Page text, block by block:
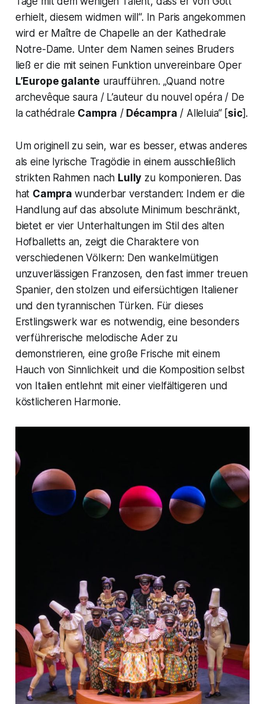
erhielt, diesem widmen will“. In Paris angekommen
wird er Maître de Chapelle an der Kathedrale
Notre-Dame. Unter dem Namen seines Bruders
ließ er die mit seinen Funktion unvereinbare Oper
L’Europe galante uraufführen. „Quand notre
archevêque saura / L’auteur du nouvel opéra / De
la cathédrale Campra /Décampra / Alleluia“ [sic].
Um originell zu sein, war es besser, etwas anderes
als eine lyrische Tragödie in einem ausschließlich
strikten Rahmen nach Lully zu komponieren. Das
hat Campra wunderbar verstanden: Indem er die
Handlung auf das absolute Minimum beschränkt,
bietet er vier Unterhaltungen im Stil des alten
Hofballetts an, zeigt die Charaktere von
verschiedenen Völkern: Den wankelmütigen
unzuverlässigen Franzosen, den fast immer treuen
Spanier, den stolzen und eifersüchtigen Italiener
und den tyrannischen Türken. Für dieses
Erstlingswerk war es notwendig, eine besonders
verführerische melodische Ader zu
demonstrieren, eine große Frische mit einem
Hauch von Sinnlichkeit und die Komposition selbst
von Italien entlehnt mit einer vielfältigeren und
köstlicheren Harmonie.